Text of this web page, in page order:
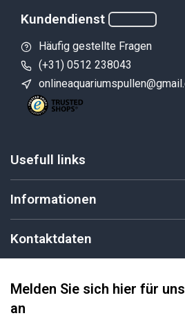
Kundendienst
Häufig gestellte Fragen
(+31) 0512 238043
Usefull links
Informationen
Kontaktdaten
Melden Sie sich hier für
an